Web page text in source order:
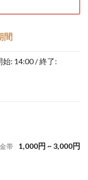
間
始: 14:00 / 終了:
帯 1,000円 ~ 3,000円